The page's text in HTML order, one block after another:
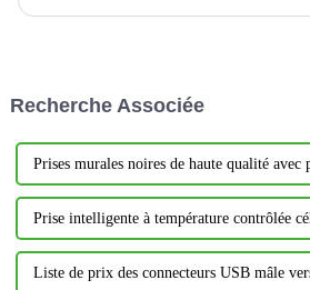
Recherche Associée
Prises murales noires de haute qualité avec
Prise intelligente à température contrôlée
Liste de prix des connecteurs USB mâle